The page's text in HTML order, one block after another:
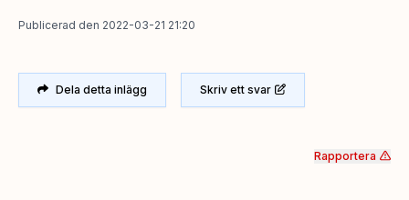
Publicerad den 2022-03-21 21:20
Dela detta inlägg Skriv ett svar
Rapportera